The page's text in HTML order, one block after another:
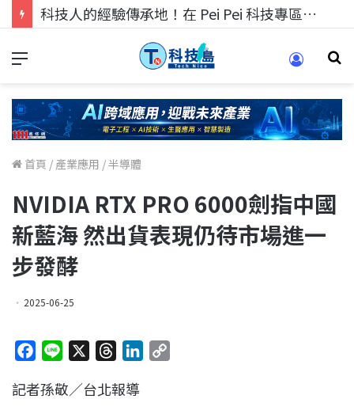
科技人的經驗傳承地！在 Pei Pei 科技專區，與學弟妹交流最硬核的技術
首頁 / 產業應用 /半導體
NVIDIA RTX PRO 6000劍指中國
新藍海 然出貨表現仍待市場進一
步發酵
2025-06-25
c
n
r
記者孫敬／台北報導